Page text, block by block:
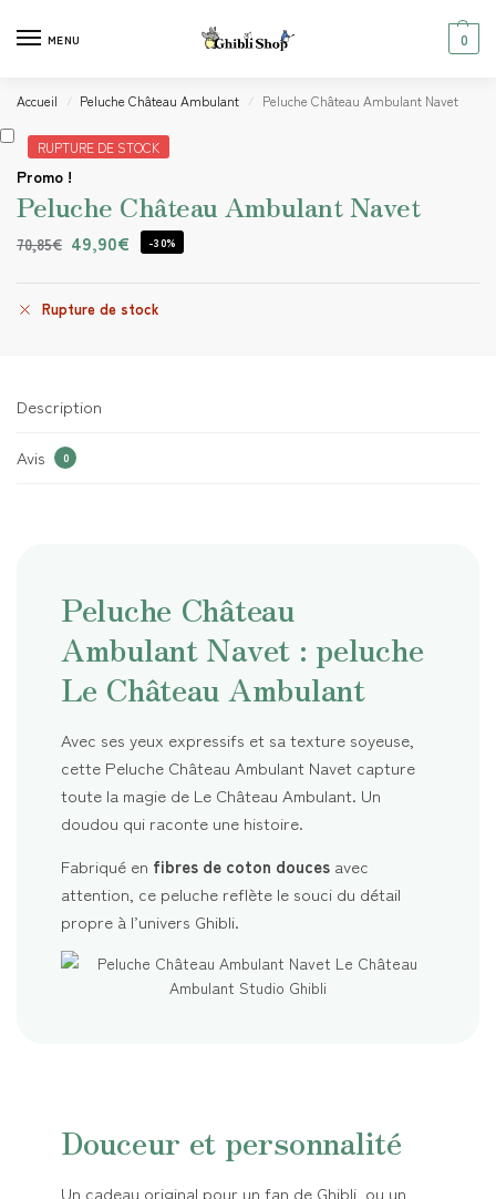
MENU 0
Accueil / Peluche Château Ambulant / Peluche Château Ambulant Navet
RUPTURE DE STOCK
Promo !
Peluche Château Ambulant Navet
70,85€ 49,90€ -30%
Rupture de stock
Description
Avis 0
Peluche Château
Ambulant Navet : peluche
Le Château Ambulant
Avec ses yeux expressifs et sa texture soyeuse,
cette Peluche Château Ambulant Navet capture
toute la magie de Le Château Ambulant. Un
doudou qui raconte une histoire.
Fabriqué en fibres de coton douces avec
attention, ce peluche reflète le souci du détail
propre à l’univers Ghibli.
Douceur et personnalité
Un cadeau original pour un fan de Ghibli, ou un